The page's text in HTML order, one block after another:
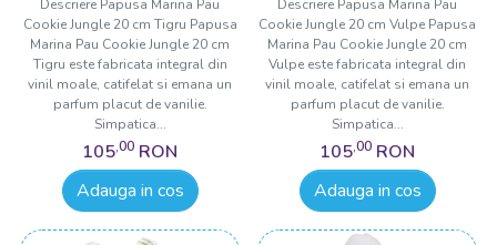
Descriere Papusa Marina Pau
Cookie Jungle 20 cm Tigru Papusa
Marina Pau Cookie Jungle 20 cm
Tigru este fabricata integral din
vinil moale, catifelat si emana un
parfum placut de vanilie.
Simpatica...
105,00 RON
Adauga in cos
Descriere Papusa Marina Pau
Cookie Jungle 20 cm Vulpe Papusa
Marina Pau Cookie Jungle 20 cm
Vulpe este fabricata integral din
vinil moale, catifelat si emana un
parfum placut de vanilie.
Simpatica...
105,00 RON
Adauga in cos